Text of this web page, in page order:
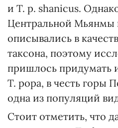
и T. p. shanicus.
Центральной Мьянмы
описывались в
таксона, поэтому
пришлось придумать
T. popa, в честь горы
одна из популяций
Стоит отметить, что